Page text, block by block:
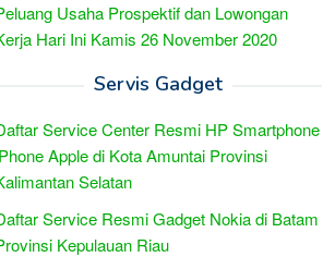
Usaha Prospektif dan Lowongan
Hari Ini Kamis 26 November 2020
Servis Gadget
Service Center Resmi HP Smartphone
Apple di Kota Amuntai Provinsi
Selatan
Service Resmi Gadget Nokia di Batam
Kepulauan Riau